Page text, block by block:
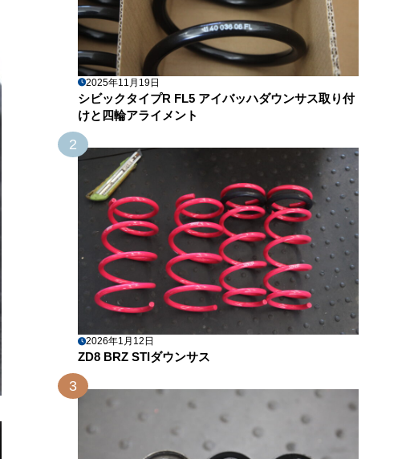
2025年11月19日
シビックタイプR FL5 アイバッハダウンサス取り付
けと四輪アライメント
2
2026年1月12日
ZD8 BRZ STIダウンサス
3